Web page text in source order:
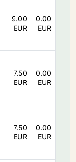
9.00
EUR
0.00
EUR
7.50
EUR
0.00
EUR
7.50
EUR
0.00
EUR